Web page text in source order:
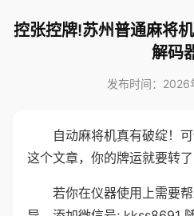
控张控牌!苏州普通麻将
解码
发布时间：2026
自动麻将机真有破绽！
这个文章，你的牌运就要转了
若你在仪器使用上需要